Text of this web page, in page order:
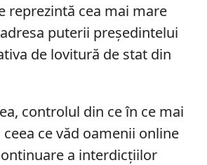
reprezintă cea mai mare
puterii președintelui
de lovitură de stat din
controlul din ce în ce mai
ce văd oamenii online
a interdicțiilor